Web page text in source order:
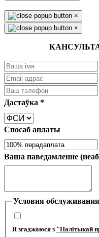
×
×
Дастаўка *
Спосаб аплаты
Ваша паведамленне
Условия обслуживания
Я згаджаюся з "Палітыкай